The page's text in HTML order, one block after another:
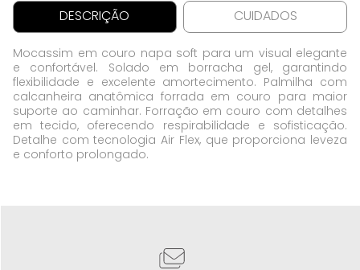
DESCRIÇÃO CUIDADOS
Mocassim em couro napa soft para um visual elegante
e confortável. Solado em borracha gel, garantindo
flexibilidade e excelente amortecimento. Palmilha com
calcanheira anatômica forrada em couro para maior
suporte ao caminhar. Forração em couro com detalhes
em tecido, oferecendo respirabilidade e sofisticação.
Detalhe com tecnologia Air Flex, que proporciona leveza
e conforto prolongado.